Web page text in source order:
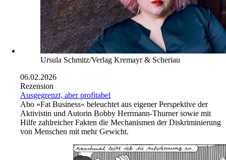
Ursula Schmitz/Verlag Kremayr & Scheriau
06.02.2026
Rezension
Ausgegrenzt, aber profitabel
Abo »Fat Business« beleuchtet aus eigener Perspektive der
Aktivistin und Autorin Bobby Herrmann-Thurner sowie mit
Hilfe zahlreicher Fakten die Mechanismen der Diskriminierung
von Menschen mit mehr Gewicht.